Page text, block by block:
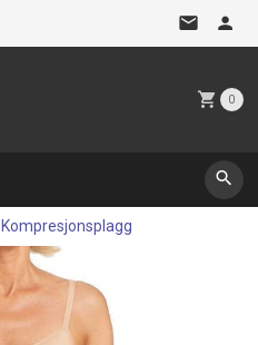
0
Kompresjonsplagg